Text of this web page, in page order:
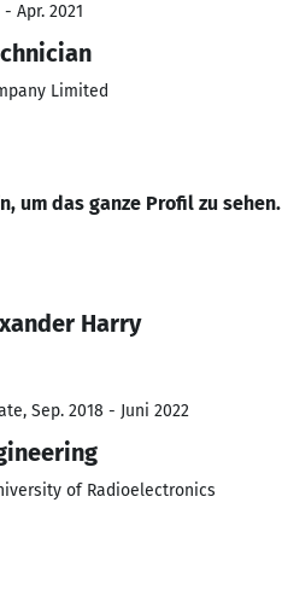
Apr. 2021
Limited
um das ganze Profil zu sehen.
Harry
Sep. 2018 - Juni 2022
of Radioelectronics